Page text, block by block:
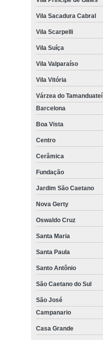
Vila Sacadura Cabral
Vila Scarpelli
Vila Suíça
Vila Valparaíso
Vila Vitória
Várzea do Tamanduateí
Barcelona
Boa Vista
Centro
Cerâmica
Fundação
Jardim São Caetano
Nova Gerty
Oswaldo Cruz
Santa Maria
Santa Paula
Santo Antônio
São Caetano do Sul
São José
Campanario
Casa Grande